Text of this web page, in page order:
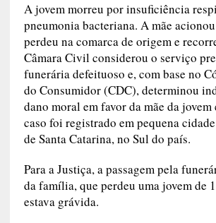
A jovem morreu por insuficiência
pneumonia bacteriana. A mãe
perdeu na comarca de origem e
Câmara Civil considerou o serviço
funerária defeituoso e, com base no
do Consumidor (CDC), determinou
dano moral em favor da mãe da
caso foi registrado em pequena
de Santa Catarina, no Sul do país.
Para a Justiça, a passagem pela
da família, que perdeu uma jovem de
estava grávida.